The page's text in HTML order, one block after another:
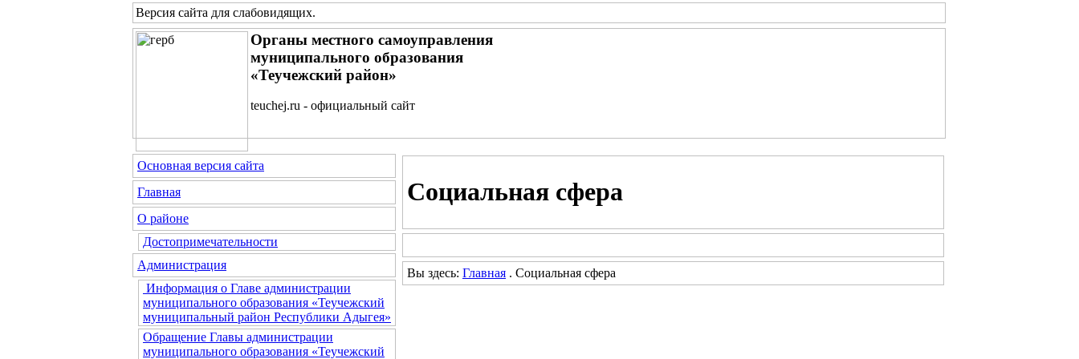
Версия сайта для слабовидящих.
Органы местного самоуправления
муниципального образования
«Теучежский район»
teuchej.ru - официальный сайт
Основная версия сайта
Главная
О районе
Достопримечательности
Администрация
Информация о Главе администрации
муниципального образования «Теучежский
муниципальный район Республики Адыгея»
Обращение Главы администрации
муниципального образования «Теучежский
Социальная сфера
Вы здесь: Главная . Социальная сфера